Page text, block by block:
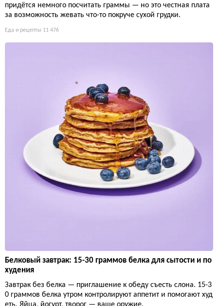
придётся немного посчитать граммы — но это честная плата
за возможность жевать что-то покруче сухой грудки.
Еда и рецепты 11 476
Белковый завтрак: 15-30 граммов белка для сытости и по
худения
Завтрак без белка — приглашение к обеду съесть слона. 15-3
0 граммов белка утром контролируют аппетит и помогают худ
еть. Яйца, йогурт, творог — ваше оружие.